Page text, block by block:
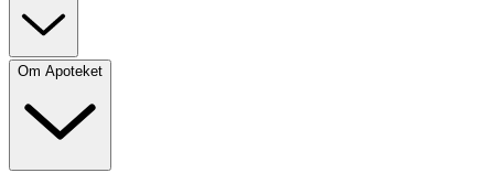
Om Apoteket